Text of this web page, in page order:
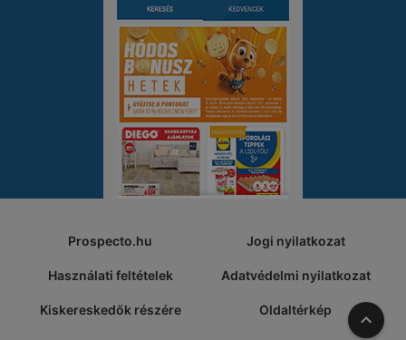
Prospecto.hu Jogi nyilatkozat
Használati feltételek Adatvédelmi nyilatkozat
Kiskereskedők részére Oldaltérkép A